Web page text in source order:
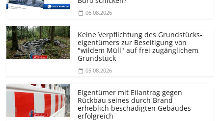
06.08.2026
Keine Verpflichtung des Grundstücks­
eigentümers zur Beseitigung von
"wildem Müll" auf frei zugänglichem
Grundstück
05.08.2026
Eigentümer mit Eilantrag gegen
Rückbau seines durch Brand
erheblich beschädigten Gebäudes
erfolgreich